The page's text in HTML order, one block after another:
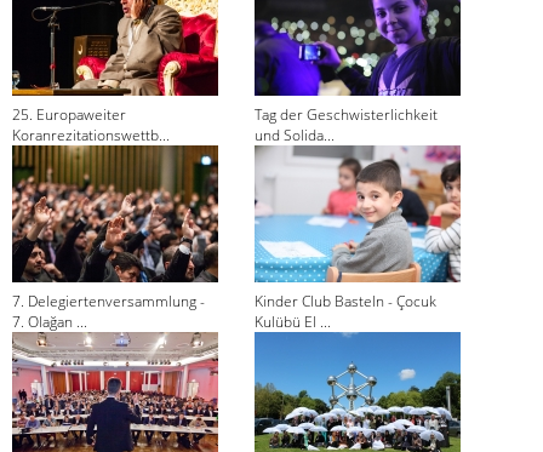
25. Europaweiter
Koranrezitationswettb...
Tag der Geschwisterlichkeit
und Solida...
7. Delegiertenversammlung -
7. Olağan ...
Kinder Club Basteln - Çocuk
Kulübü El ...